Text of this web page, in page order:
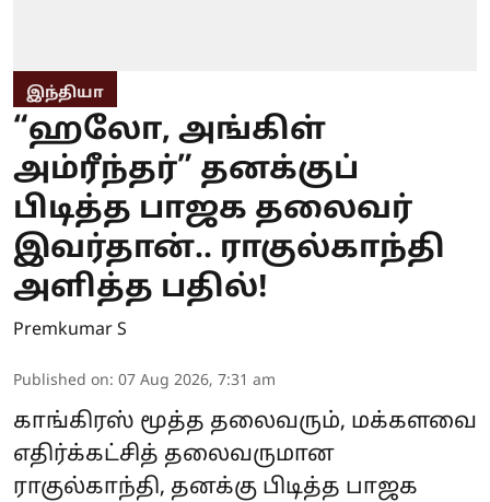
இந்தியா
“ஹலோ, அங்கிள்
அம்ரீந்தர்” தனக்குப்
பிடித்த பாஜக தலைவர்
இவர்தான்.. ராகுல்காந்தி
அளித்த பதில்!
Premkumar S
Published on: 07 Aug 2026, 7:31 am
காங்கிரஸ் மூத்த தலைவரும், மக்களவை
எதிர்க்கட்சித் தலைவருமான
ராகுல்காந்தி, தனக்கு பிடித்த பாஜக